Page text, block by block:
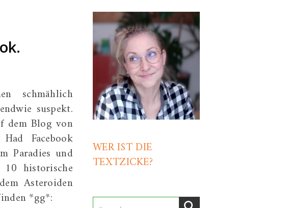
schmählich
suspekt.
dem Blog von
Facebook
Paradies und
historische
Asteroiden
*gg*:
WER IST DIE
TEXTZICKE?